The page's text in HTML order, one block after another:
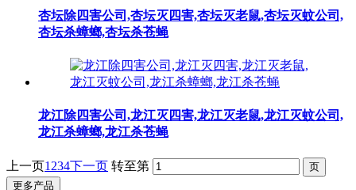
杏坛除四害公司,杏坛灭四害,杏坛灭老鼠,杏坛灭蚊公司,
杏坛杀蟑螂,杏坛杀苍蝇
龙江除四害公司,龙江灭四害,龙江灭老鼠,龙江灭蚊公司,
龙江杀蟑螂,龙江杀苍蝇
上一页1 234下一页 转至第
更多产品